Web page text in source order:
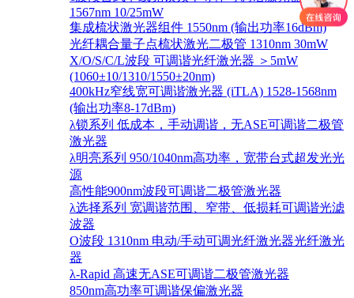
1567nm 10/25mW
集成梳状激光器组件 1550nm (输出功率16dBm)
光纤耦合量子点梳状激光二极管 1310nm 30mW
X/O/S/C/L波段 可调谐光纤激光器 ＞5mW
(1060±10/1310/1550±20nm)
400kHz窄线宽可调谐激光器 (iTLA) 1528-1568nm
(输出功率8-17dBm)
λ锁系列 低成本，手动调谐，无ASE可调谐二极管
激光器
λ明亮系列 950/1040nm高功率，宽带台式超发光光
源
高性能900nm波段可调谐二极管激光器
λ选择系列 宽调谐范围、窄带、低损耗可调谐光滤
波器
O波段 1310nm 电动/手动可调光纤激光器光纤激光
器
λ-Rapid 高速无ASE可调谐二极管激光器
850nm高功率可调谐保偏激光器